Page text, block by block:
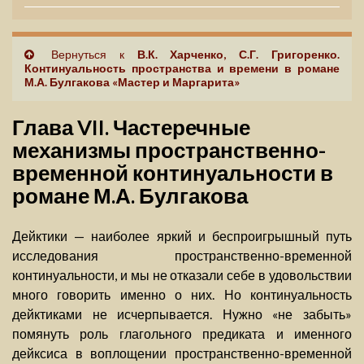
Вернуться к В.К. Харченко, С.Г. Григоренко.
Континуальность пространства и времени в романе
М.А. Булгакова «Мастер и Маргарита»
Глава VII. Частеречные
механизмы пространственно-
временной континуальности в
романе М.А. Булгакова
Дейктики — наиболее яркий и беспроигрышный путь
исследования пространственно-временной
континуальности, и мы не отказали себе в удовольствии
много говорить именно о них. Но континуальность
дейктиками не исчерпывается. Нужно «не забыть»
помянуть роль глагольного предиката и именного
дейксиса в воплощении пространственно-временной